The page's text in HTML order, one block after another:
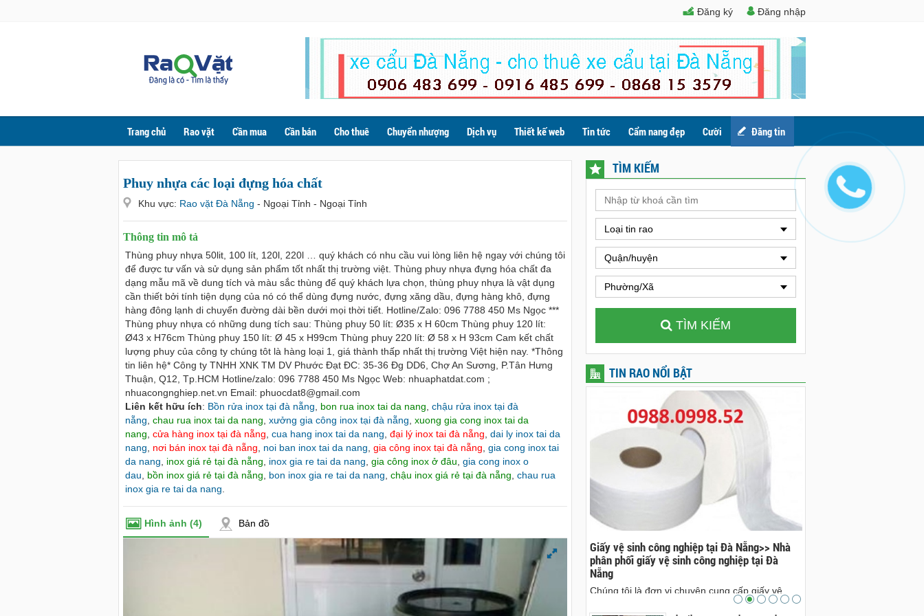
Đăng nhập
Đăng ký
Trang chủ Rao vặt Cần mua Cần bán Cho thuê Chuyển nhượng Dịch vụ Thiết kế web Tin tức Cẩm nang đẹp Cười Đăng tin
Phuy nhựa các loại đựng hóa chất
Khu vực: Rao vặt Đà Nẵng - Ngoại Tỉnh - Ngoại Tỉnh
Thông tin mô tả
Thùng phuy nhựa 50lit, 100 lít, 120l, 220l … quý khách có nhu cầu vui lòng liên hệ ngay với chúng tôi
để được tư vấn và sử dụng sản phẩm tốt nhất thị trường việt. Thùng phuy nhựa đựng hóa chất đa
dạng mẫu mã về dung tích và màu sắc thùng để quý khách lựa chọn, thùng phuy nhựa là vật dụng
cần thiết bởi tính tiện dụng của nó có thể dùng đựng nước, đựng xăng dầu, đựng hàng khô, đựng
hàng đông lạnh di chuyển đường dài bền dưới mọi thời tiết. Hotline/Zalo: 096 7788 450 Ms Ngọc ***
Thùng phuy nhựa có những dung tích sau: Thùng phuy 50 lít: Ø35 x H 60cm Thùng phuy 120 lít:
Ø43 x H76cm Thùng phuy 150 lít: Ø 45 x H99cm Thùng phuy 220 lít: Ø 58 x H 93cm Cam kết chất
lượng phuy của công ty chúng tôt là hàng loại 1, giá thành thấp nhất thị trường Việt hiện nay. *Thông
tin liên hệ* Công ty TNHH XNK TM DV Phước Đạt ĐC: 35-36 Đg DD6, Chợ An Sương, P.Tân Hưng
Thuận, Q12, Tp.HCM Hotline/zalo: 096 7788 450 Ms Ngọc Web: nhuaphatdat.com ;
nhuacongnghiep.net.vn Email: phuocdat8@gmail.com
Liên kết hữu ích: Bồn rửa inox tại đà nẵng bon rua inox tai da nang chậu rửa inox tại đà
nẵng chau rua inox tai da nang xưởng gia công inox tại đà nẵng xuong gia cong inox tai da
nang cửa hàng inox tại đà nẵng cua hang inox tai da nang đại lý inox tai đà nẵng dai ly inox tai da
nang
nơi bán inox tại đà nẵng noi ban inox tai da nang gia công inox tại đà nẵng gia cong inox tai
da nang
inox giá rẻ tại đà nẵng inox gia re tai da nang gia công inox ở đâu gia cong inox o
dau
bồn inox giá rẻ tại đà nẵng bon inox gia re tai da nang chậu inox giá rẻ tại đà nẵng chau rua
inox gia re tai da nang
Hình ảnh (4) Bản đồ
TÌM KIẾM
Loại tin rao
Quận/huyện
Phường/Xã
TÌM KIẾM
TIN RAO NỔI BẬT
cho thue xe may phu yen - cho thuê xe máy
phú yên
0387560028 cho thuê xe máy phú yên - Cho
thuê xe máy ở tại Tuy Hòa Phú Yên
Giấy vệ sinh công nghiệp tại Đà Nẵng>> Nhà
phân phối giấy vệ sinh công nghiệp tại Đà
Nẵng
Chúng tôi là đơn vị chuyên cung cấp giấy vệ
sinh công nghiệp tại Đà Nẵng. Ai có nhu cầu xin
Cho thuê nhà nguyên căn Phú Yên, chuyên cho
thuê nhà nguyên căn tại Phú Yên